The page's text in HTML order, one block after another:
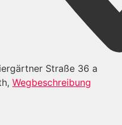
Straße 36 a
, Wegbeschreibung